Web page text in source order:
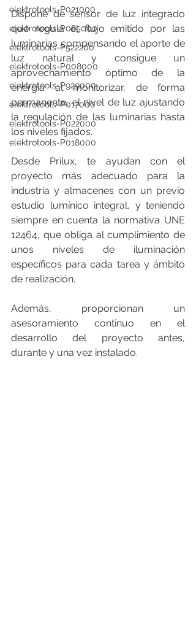
elektrotools-P021000
elektrotools-P085000
elektrotools-P522200
elektrotools-P008000
elektrotools-P929000
elektrotools-P017000
elektrotools-P022000
elektrotools-P018000
Dispone de sensor de luz integrado
que regula el flujo emitido por las
luminarias compensando el aporte de
luz natural y consigue un
aprovechamiento óptimo de la
energía al monitorizar, de forma
permanente, el nivel de luz ajustando
la regulación de las luminarias hasta
los niveles fijados.
Desde Prilux, te ayudan con el
proyecto más adecuado para la
industria y almacenes con un previo
estudio lumínico integral, y teniendo
siempre en cuenta la normativa UNE
12464, que obliga al cumplimiento de
unos niveles de iluminación
específicos para cada tarea y ámbito
de realización.
Además, proporcionan un
asesoramiento continuo en el
desarrollo del proyecto antes,
durante y una vez instalado.